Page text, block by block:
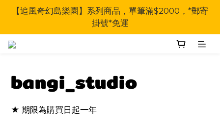
【追風奇幻島樂園】系列商品，單筆滿$2000，*郵寄
掛號*免運
bangi_studio
★ 期限為購買日起一年